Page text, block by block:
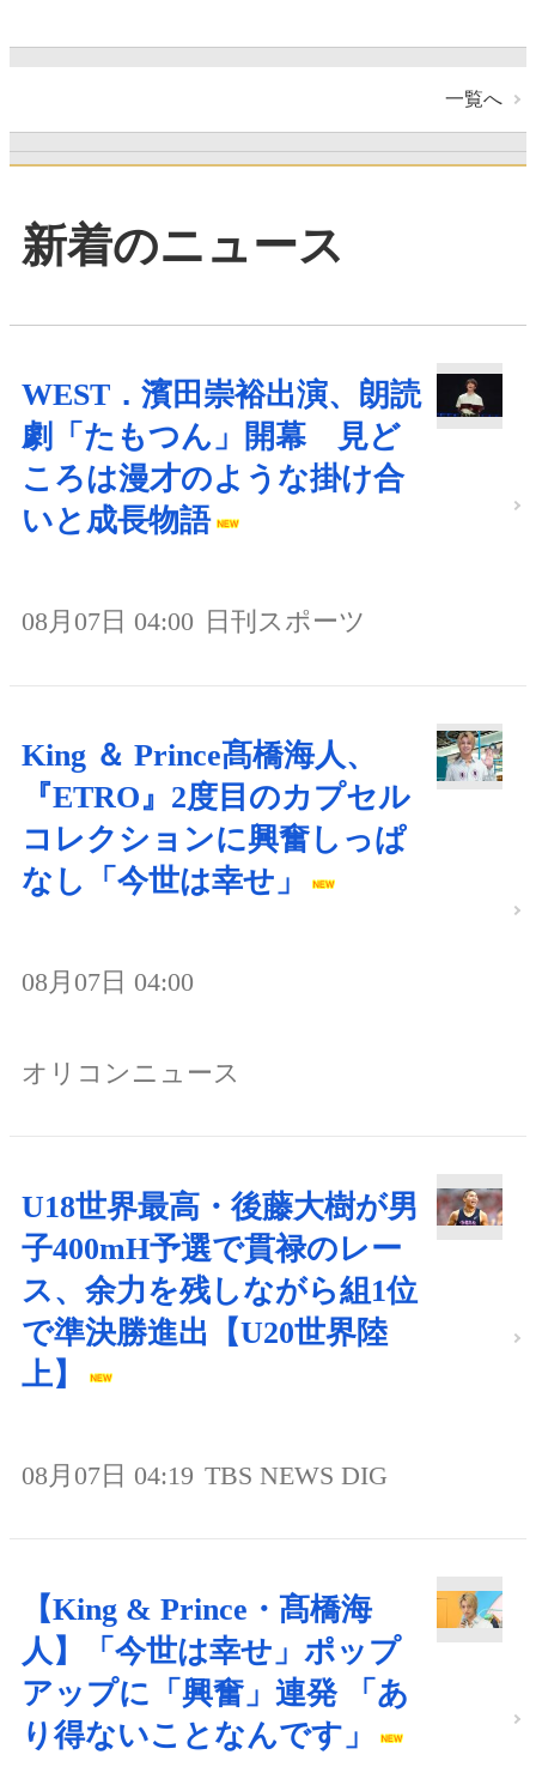
一覧へ
新着のニュース
WEST．濱田崇裕出演、朗読
劇「たもつん」開幕 見ど
ころは漫才のような掛け合
いと成長物語
08月07日 04:00 日刊スポーツ
King ＆ Prince髙橋海人、
『ETRO』2度目のカプセル
コレクションに興奮しっぱ
なし「今世は幸せ」
08月07日 04:00
オリコンニュース
U18世界最高・後藤大樹が男
子400mH予選で貫禄のレー
ス、余力を残しながら組1位
で準決勝進出【U20世界陸
上】
08月07日 04:19 TBS NEWS DIG
【King & Prince・髙橋海
人】「今世は幸せ」ポップ
アップに「興奮」連発 「あ
り得ないことなんです」